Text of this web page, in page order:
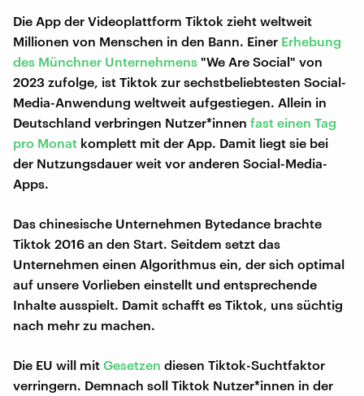
Die App der Videoplattform Tiktok zieht weltweit
Millionen von Menschen in den Bann. Einer Erhebung
des Münchner Unternehmens "We Are Social" von
2023 zufolge, ist Tiktok zur sechstbeliebtesten Social-
Media-Anwendung weltweit aufgestiegen. Allein in
Deutschland verbringen Nutzer*innen fast einen Tag
pro Monat komplett mit der App. Damit liegt sie bei
der Nutzungsdauer weit vor anderen Social-Media-
Apps.
Das chinesische Unternehmen Bytedance brachte
Tiktok 2016 an den Start. Seitdem setzt das
Unternehmen einen Algorithmus ein, der sich optimal
auf unsere Vorlieben einstellt und entsprechende
Inhalte ausspielt. Damit schafft es Tiktok, uns süchtig
nach mehr zu machen.
Die EU will mit Gesetzen diesen Tiktok-Suchtfaktor
verringern. Demnach soll Tiktok Nutzer*innen in der